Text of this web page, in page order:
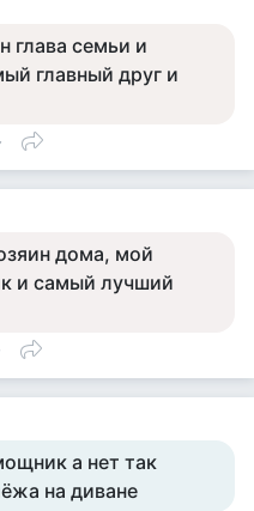
глава семьи и
главный друг и
дома, мой
и самый лучший
а нет так
на диване